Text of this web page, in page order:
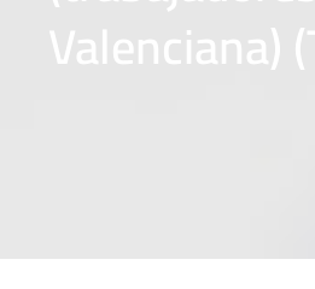
Valenciana)